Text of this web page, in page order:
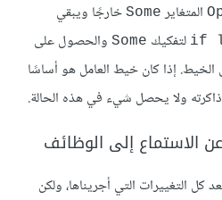
المتغاير Some خارجًا ويبقي
if لتفكيك Some والحصول على
الخيط. إذا كان خيط العامل هو أساسًا
ولا يحصل شيء في هذه الحالة.
الاستماع إلى الوظائف
التغييرات التي أجريناها، ولكن